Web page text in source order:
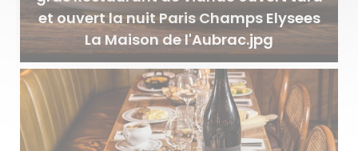
et ouvert la nuit Paris Champs Elysees
La Maison de l'Aubrac.jpg